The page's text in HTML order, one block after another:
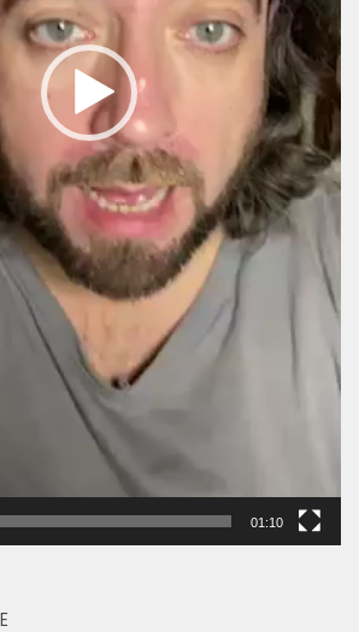
01:10